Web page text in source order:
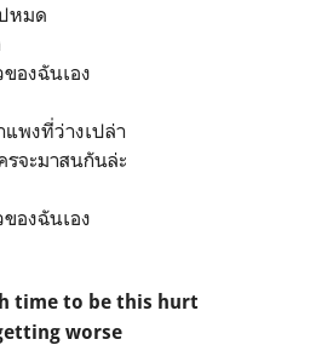
หมด
องฉันเอง
แพงที่ว่างเปล่า
จะมาสนกันล่ะ
องฉันเอง
time to be this hurt
worse